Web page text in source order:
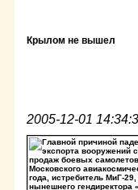
Крылом не вышел
2005-12-01